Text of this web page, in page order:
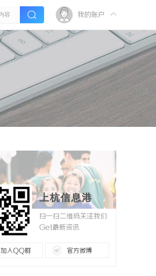
我的账户
上杭信息港
扫一扫二维码关注我们
Get最新资讯
加入QQ群 官方微博